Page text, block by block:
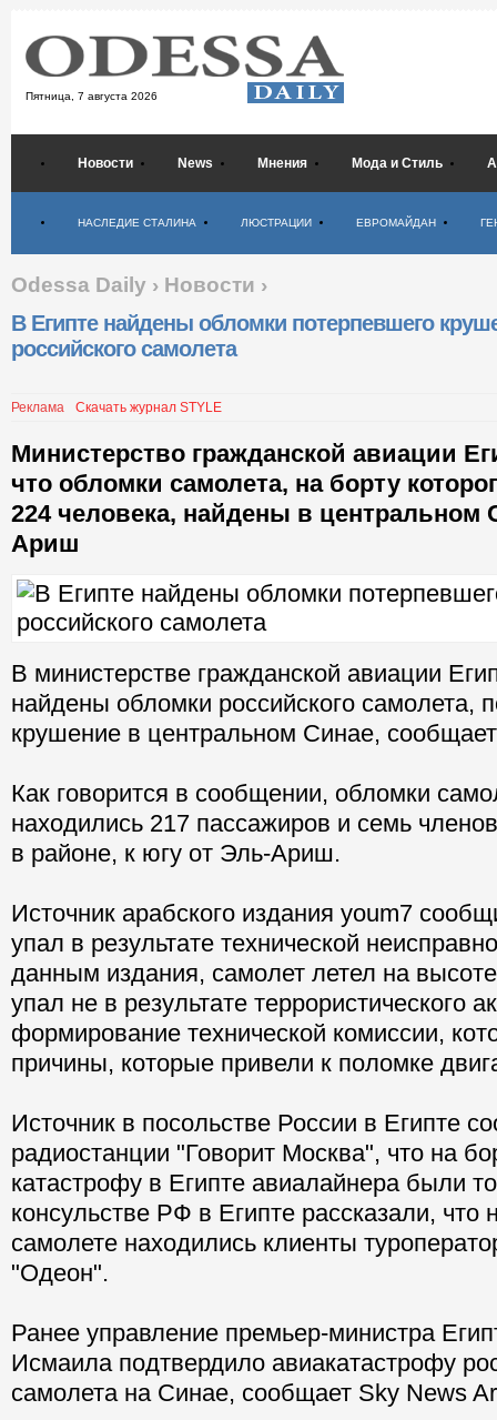
Пятница, 7 августа 2026
Новости News Мнения Мода и Стиль
НАСЛЕДИЕ СТАЛИНА ЛЮСТРАЦИИ ЕВРОМАЙДАН
Odessa Daily › Новости ›
В Египте найдены обломки потерпевшего
российского самолета
Реклама Скачать журнал STYLE
Министерство гражданской авиации
что обломки самолета, на борту
224 человека, найдены в центральном
Ариш
В министерстве гражданской авиации
найдены обломки российского самолета,
крушение в центральном Синае,
Как говорится в сообщении, обломки
находились 217 пассажиров и семь
в районе, к югу от Эль-Ариш.
Источник арабского издания youm7
упал в результате технической
данным издания, самолет летел на
упал не в результате террористического
формирование технической комиссии,
причины, которые привели к поломке
Источник в посольстве России в Египте
радиостанции "Говорит Москва", что на
катастрофу в Египте авиалайнера были
консульстве РФ в Египте рассказали,
самолете находились клиенты
"Одеон".
Ранее управление премьер-министра
Исмаила подтвердило авиакатастрофу
самолета на Синае, сообщает Sky News